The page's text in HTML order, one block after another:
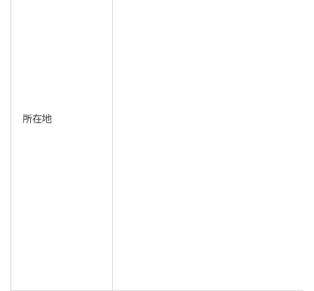
所在地